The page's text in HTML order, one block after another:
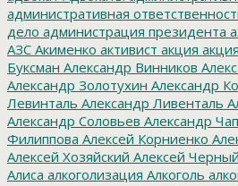
административная
дело администрация президента
АЗС Акименко активист акция
Буксман Александр Винников
Александр Золотухин Александр
Левинталь Александр Ливенталь
Александр Соловьев Александр
Филиппова Алексей Корниенко
Алексей Хозяйский Алексей Черный
Алиса алкоголизация Алкоголь